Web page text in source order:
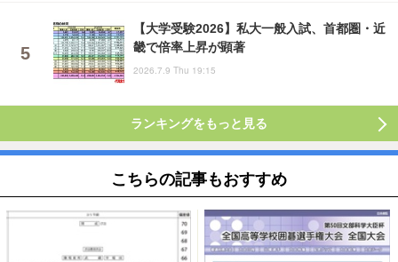
【大学受験2026】私大一般入試、首都圏・近
畿で倍率上昇が顕著
2026.7.9 Thu 19:15
ランキングをもっと見る
こちらの記事もおすすめ